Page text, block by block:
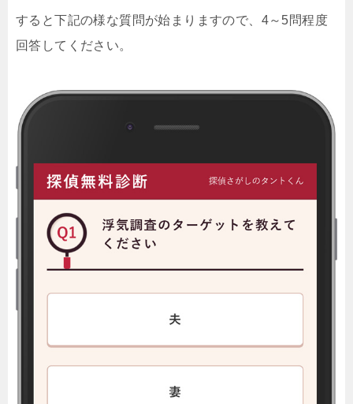
すると下記の様な質問が始まりますので、4～5問程度
回答してください。